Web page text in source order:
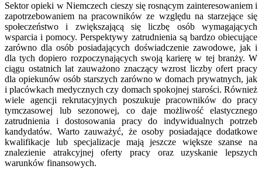
Sektor opieki w Niemczech cieszy się rosnącym zainteresowaniem i
zapotrzebowaniem na pracowników ze względu na starzejące się
społeczeństwo i zwiększającą się liczbę osób wymagających
wsparcia i pomocy. Perspektywy zatrudnienia są bardzo obiecujące
zarówno dla osób posiadających doświadczenie zawodowe, jak i
dla tych dopiero rozpoczynających swoją karierę w tej branży. W
ciągu ostatnich lat zauważono znaczący wzrost liczby ofert pracy
dla opiekunów osób starszych zarówno w domach prywatnych, jak
i placówkach medycznych czy domach spokojnej starości. Również
wiele agencji rekrutacyjnych poszukuje pracowników do pracy
tymczasowej lub sezonowej, co daje możliwość elastycznego
zatrudnienia i dostosowania pracy do indywidualnych potrzeb
kandydatów. Warto zauważyć, że osoby posiadające dodatkowe
kwalifikacje lub specjalizacje mają jeszcze większe szanse na
znalezienie atrakcyjnej oferty pracy oraz uzyskanie lepszych
warunków finansowych.